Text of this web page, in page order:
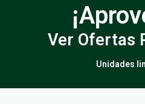
Ver Ofertas
Unidades